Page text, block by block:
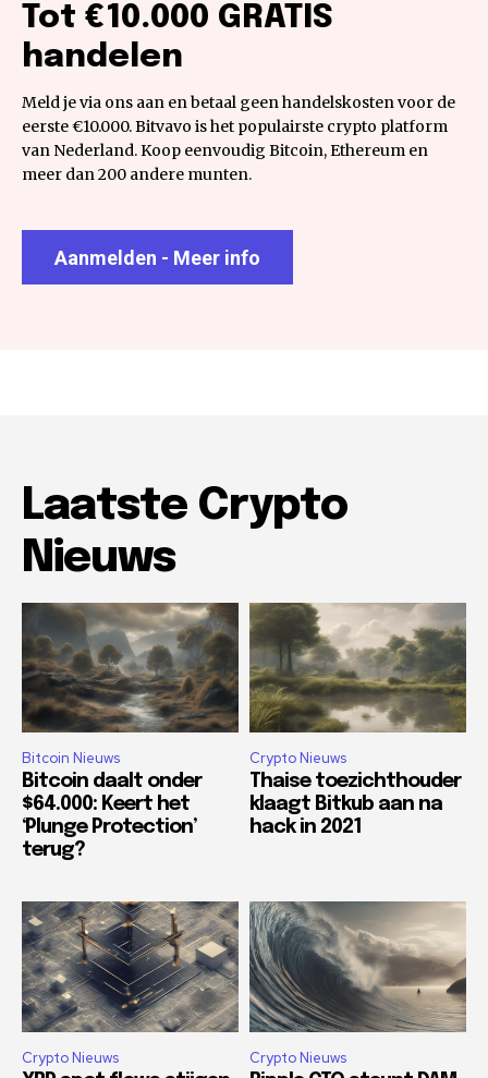
Tot €10.000 GRATIS
handelen
Meld je via ons aan en betaal geen handelskosten voor de
eerste €10.000. Bitvavo is het populairste crypto platform
van Nederland. Koop eenvoudig Bitcoin, Ethereum en
meer dan 200 andere munten.
Aanmelden - Meer info
Laatste Crypto
Nieuws
Bitcoin Nieuws
Bitcoin daalt onder
$64.000: Keert het
‘Plunge Protection’
terug?
Crypto Nieuws
Thaise toezichthouder
klaagt Bitkub aan na
hack in 2021
Crypto Nieuws Crypto Nieuws